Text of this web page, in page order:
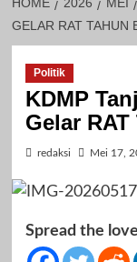
HOME 2026 MEI
GELAR RAT TAHUN
Politik
KDMP
Gelar
redaksi Mei 17,
Spread the love